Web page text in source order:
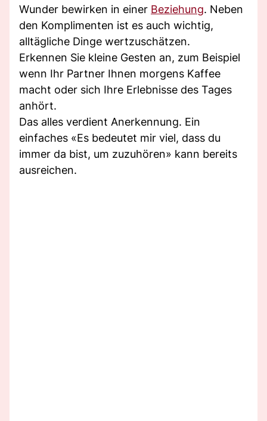
Wunder bewirken in einer Beziehung. Neben
den Komplimenten ist es auch wichtig,
alltägliche Dinge wertzuschätzen.
Erkennen Sie kleine Gesten an, zum Beispiel
wenn Ihr Partner Ihnen morgens Kaffee
macht oder sich Ihre Erlebnisse des Tages
anhört.
Das alles verdient Anerkennung. Ein
einfaches «Es bedeutet mir viel, dass du
immer da bist, um zuzuhören» kann bereits
ausreichen.